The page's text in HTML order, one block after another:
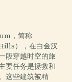
，简称
），在白金汉
段穿越时空的旅
要任务是拯救和
这些建筑被精